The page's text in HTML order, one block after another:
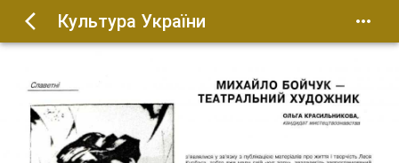
Культура України